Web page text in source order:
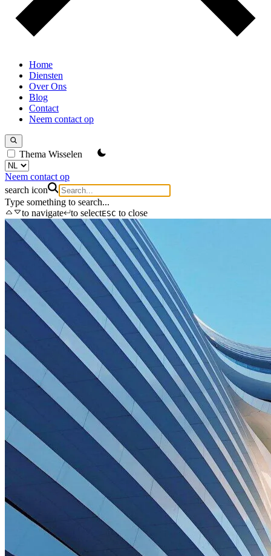
Home
Diensten
Over Ons
Blog
Contact
Neem contact op
Thema Wisselen
Neem contact op
search icon
Type something to search...
to navigate
to selectESC to close